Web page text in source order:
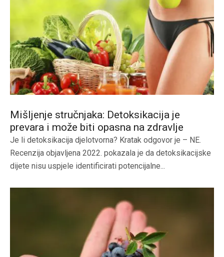
Mišljenje stručnjaka: Detoksikacija je
prevara i može biti opasna na zdravlje
Je li detoksikacija djelotvorna? Kratak odgovor je – NE.
Recenzija objavljena 2022. pokazala je da detoksikacijske
dijete nisu uspjele identificirati potencijalne...